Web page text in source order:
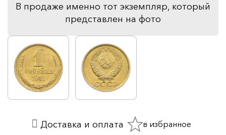
В продаже именно тот экземпляр, который
представлен на фото
Доставка и оплата в избранное